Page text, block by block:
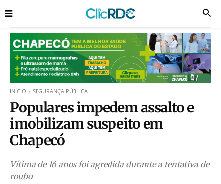
INÍCIO SEGURANÇA PÚBLICA
Populares impedem assalto e
imobilizam suspeito em
Chapecó
Vítima de 16 anos foi agredida durante a tentativa de
roubo